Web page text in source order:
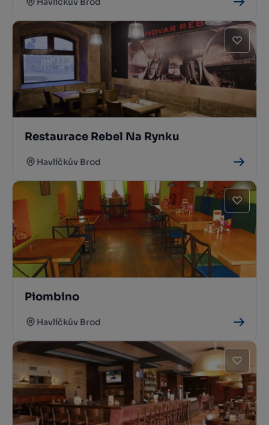
Restaurace Rebel Na Rynku
Havlíčkův Brod
Piombino
Havlíčkův Brod